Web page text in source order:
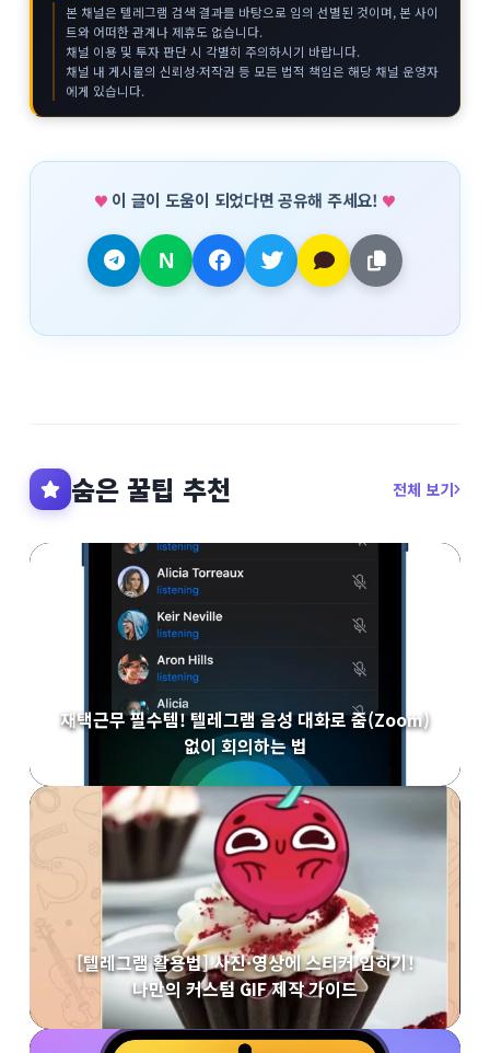
본 채널은 텔레그램 검색 결과를 바탕으로 임의 선별된 것이며, 본 사이
트와 어떠한 관계나 제휴도 없습니다.
채널 이용 및 투자 판단 시 각별히 주의하시기 바랍니다.
채널 내 게시물의 신뢰성·저작권 등 모든 법적 책임은 해당 채널 운영자
에게 있습니다.
이 글이 도움이 되었다면 공유해 주세요!
숨은 꿀팁 추천 전체 보기
재택근무 필수템! 텔레그램 음성 대화로 줌(Zoom)
없이 회의하는 법
[텔레그램 활용법] 사진·영상에 스티커 입히기!
나만의 커스텀 GIF 제작 가이드